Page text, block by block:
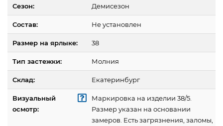
Сезон: Демисезон
Состав: Не установлен
Размер на ярлыке: 38
Тип застежки: Молния
Склад: Екатеринбург
Визуальный
осмотр:
Маркировка на изделии 38/5.
Размер указан на основании
замеров. Есть загрязнения, заломы,